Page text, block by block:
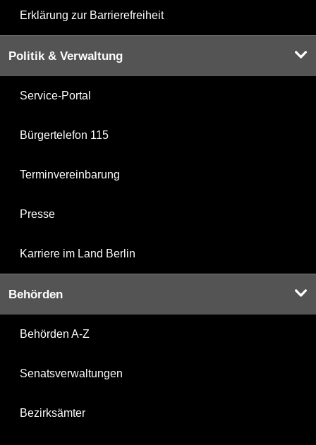
Erklärung zur Barrierefreiheit
Politik & Verwaltung
Service-Portal
Bürgertelefon 115
Terminvereinbarung
Presse
Karriere im Land Berlin
Behörden
Behörden A-Z
Senatsverwaltungen
Bezirksämter